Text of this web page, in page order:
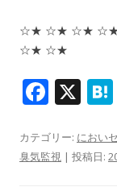
☆★ ☆★ ☆★
☆★ ☆★
F
e
b
X
カテゴリー: におい
臭気監視 | 投稿日: